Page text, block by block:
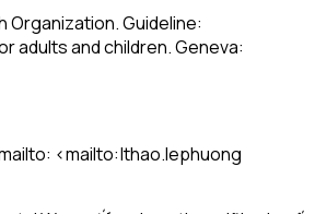
Organization. Guideline:
adults and children. Geneva:
<mailto:|thao.lephuong